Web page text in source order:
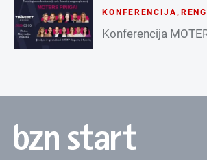
KONFERENCIJA ,
Konferencija